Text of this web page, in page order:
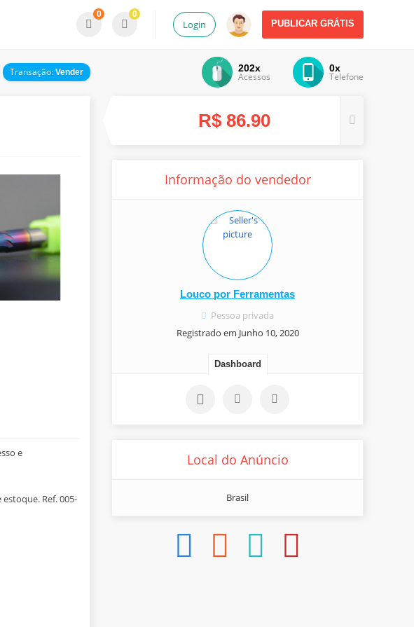
PUBLICAR GRÁTIS
Login
0 0
Transação: Vender 0x
Telefone
202x
Acessos
e
Ref. 005-
R$ 86.90
Informação do vendedor
Louco por Ferramentas
Pessoa privada
Registrado em Junho 10, 2020
Dashboard
Local do Anúncio
Brasil